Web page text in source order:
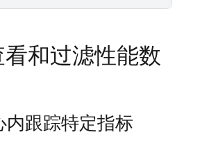
和过滤性能数
内跟踪特定指标